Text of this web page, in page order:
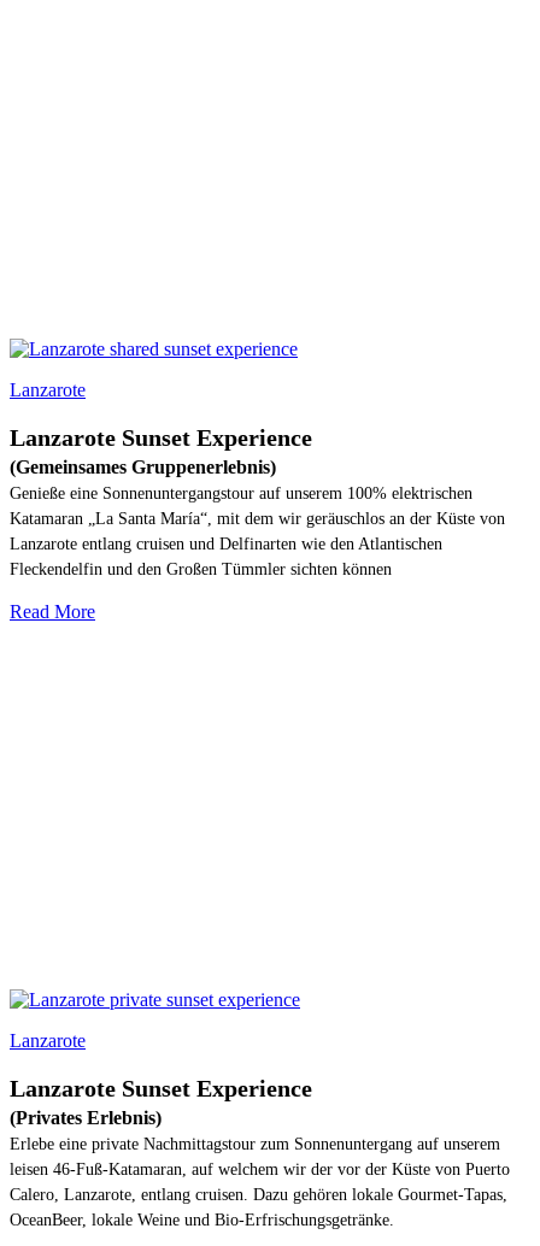
Lanzarote
Lanzarote Sunset Experience
(Gemeinsames Gruppenerlebnis)
Genieße eine Sonnenuntergangstour auf unserem 100% elektrischen
Katamaran „La Santa María“, mit dem wir geräuschlos an der Küste von
Lanzarote entlang cruisen und Delfinarten wie den Atlantischen
Fleckendelfin und den Großen Tümmler sichten können
Read More
Lanzarote
Lanzarote Sunset Experience
(Privates Erlebnis)
Erlebe eine private Nachmittagstour zum Sonnenuntergang auf unserem
leisen 46-Fuß-Katamaran, auf welchem wir der vor der Küste von Puerto
Calero, Lanzarote, entlang cruisen. Dazu gehören lokale Gourmet-Tapas,
OceanBeer, lokale Weine und Bio-Erfrischungsgetränke.